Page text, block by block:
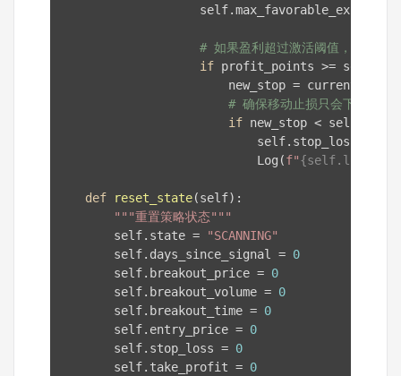
# 如果盈利超过激活阈值，启动移
if profit_points >=
new_stop =
# 确保移动止损只会下移，不
if new_stop <
self.stop_loss =
                            Log(
f"
def reset_state(self) :
"""重置策略状态"""
        self.state =
"SCANNING"
        self.days_since_signal =
0
        self.breakout_price =
0
        self.breakout_volume =
0
        self.breakout_time =
0
        self.entry_price =
0
        self.stop_loss =
0
        self.take_profit =
0